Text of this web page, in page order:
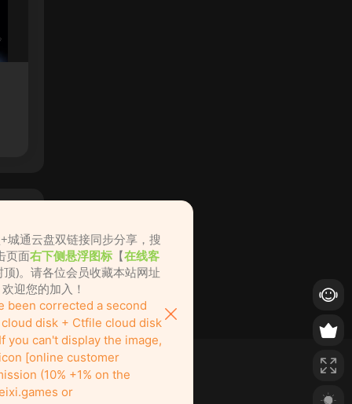
绝对欢迎！
城通云盘双链接同步分享，搜
页面右下侧悬浮图标 【在线客
)。请各位会员收藏本站网址
迎您的加入！
been corrected a second
disk + Ctfile cloud disk
you can't display the image,
[online customer
(10% +1% on the
or